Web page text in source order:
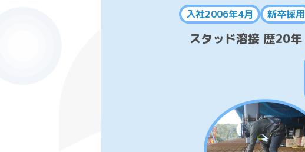
入社2006年4月 新卒採用
スタッド溶接 歴20年